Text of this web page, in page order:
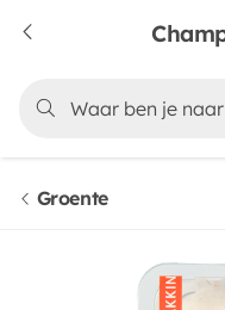
Groente